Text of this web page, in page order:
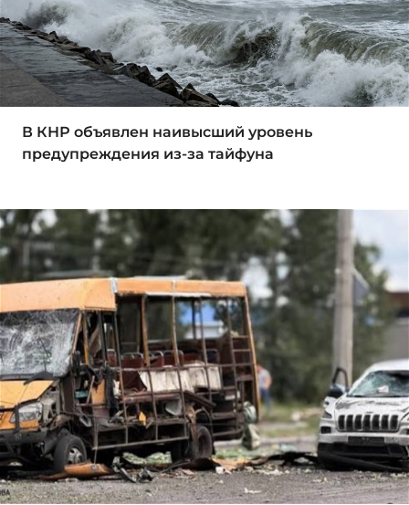
В КНР объявлен наивысший уровень
предупреждения из-за тайфуна